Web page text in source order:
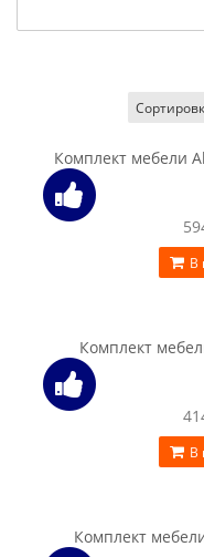
Комплект мебели